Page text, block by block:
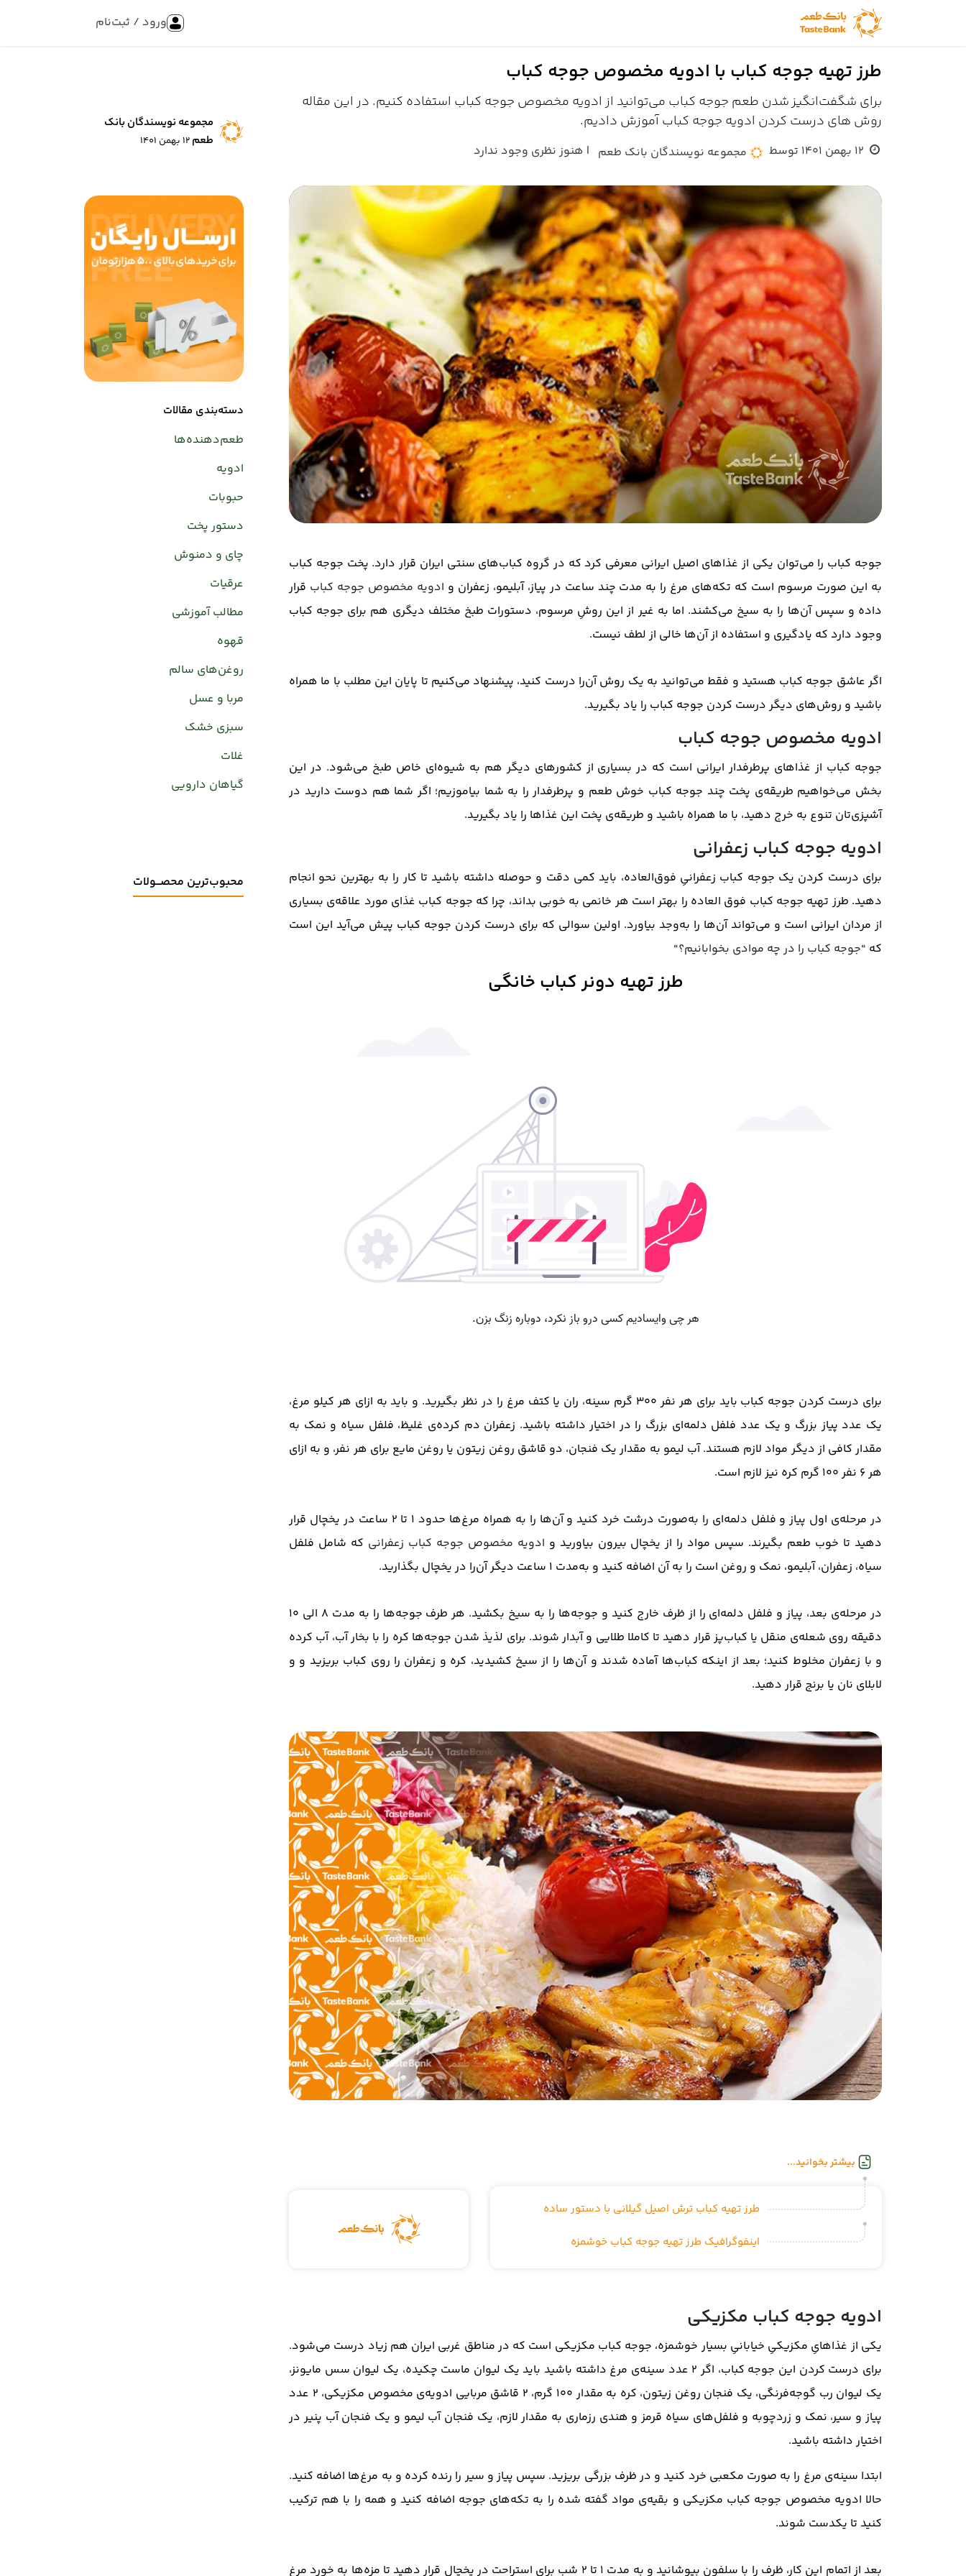
ورود / ثبت‌نام
طرز تهیه جوجه کباب با ادویه مخصوص جوجه کباب
برای شگفت‌انگیز شدن طعم جوجه کباب می‌توانید از ادویه مخصوص جوجه کباب استفاده کنیم. در این مقاله
روش های درست کردن ادویه جوجه کباب آموزش دادیم.
12 بهمن 1401 توسط مجموعه نویسندگان بانک طعم | هنوز نظری وجود ندارد
جوجه کباب را می‌توان یکی از غذاهای اصیل ایرانی معرفی کرد که در گروه کباب‌های سنتی ایران قرار دارد. پخت جوجه کباب
به این صورت مرسوم است که تکه‌های مرغ را به مدت چند ساعت در پیاز، آبلیمو، زعفران و ادویه مخصوص جوجه کباب قرار
داده و سپس آن‌ها را به سیخ می‌کشند. اما به غیر از این روشِ مرسوم، دستورات طبخ مختلف دیگری هم برای جوجه کباب
وجود دارد که یادگیری و استفاده از آن‌ها خالی از لطف نیست.
اگر عاشق جوجه کباب هستید و فقط می‌توانید به یک روش آن‌را درست کنید، پیشنهاد می‌کنیم تا پایان این مطلب با ما همراه
باشید و روش‌های دیگر درست کردن جوجه کباب را یاد بگیرید.
ادویه مخصوص جوجه کباب
جوجه کباب از غذاهای پرطرفدار ایرانی است که در بسیاری از کشورهای دیگر هم به شیوه‌ای خاص طبخ می‌شود. در این
بخش می‌خواهیم طریقه‌ی پخت چند جوجه کباب خوش طعم و پرطرفدار را به شما بیاموزیم؛ اگر شما هم دوست دارید در
آشپزی‌تان تنوع به خرج دهید، با ما همراه باشید و طریقه‌ی پخت این غذاها را یاد بگیرید.
ادویه جوجه کباب زعفرانی
برای درست کردن یک جوجه‌ کباب زعفرانیِ فوق‌العاده، باید کمی دقت و حوصله داشته باشید تا کار را به بهترین نحو انجام
دهید. طرز تهیه جوجه کباب فوق‌ العاده را بهتر است هر خانمی به خوبی بداند، چرا که جوجه کباب غذای مورد علاقه‌ی بسیاری
از مردان ایرانی است و می‌تواند آن‌ها را به‌وجد بیاورد. اولین سوالی که برای درست کردن جوجه کباب پیش می‌آید این است
که “جوجه کباب را در چه موادی بخوابانیم؟“
طرز تهیه دونر کباب خانگی
برای درست کردن جوجه کباب باید برای هر نفر ۳۰۰ گرم سینه، ران یا کتف مرغ را در نظر بگیرید. و باید به ازای هر کیلو مرغ،
یک عدد پیاز بزرگ و یک عدد فلفل دلمه‌ای بزرگ را در اختیار داشته باشید. زعفران دم‌ کرده‌ی غلیظ، فلفل سیاه و نمک به
مقدار کافی از دیگر مواد لازم هستند. آب‌ لیمو به مقدار یک فنجان، دو قاشق روغن زیتون یا روغن مایع برای هر نفر، و به ازای
هر ۶ نفر ۱۰۰ گرم کره نیز لازم است.
در مرحله‌ی اول پیاز و فلفل دلمه‌ای را به‌صورت درشت خرد کنید و آن‌ها را به همراه مرغ‌ها حدود ۱ تا ۲ ساعت در یخچال قرار
دهید تا خوب طعم بگیرند. سپس مواد را از یخچال بیرون بیاورید و ادویه مخصوص جوجه کباب زعفرانی که شامل فلفل
سیاه، زعفران، آبلیمو، نمک و روغن است را به آن اضافه کنید و به‌مدت ۱ ساعت دیگر آن‌را در یخچال بگذارید.
در مرحله‌ی بعد، پیاز و فلفل دلمه‌ای را از ظرف خارج کنید و جوجه‌ها را به سیخ بکشید. هر طرف جوجه‌ها را به مدت ۸ الی ۱۰
دقیقه روی شعله‌ی منقل یا کباب‌پز قرار دهید تا کاملا طلایی‌ و آبدار شوند. برای لذیذ شدن جوجه‌ها کره را با بخار آب، آب کرده
و با زعفران مخلوط کنید؛ بعد از اینکه کباب‌ها آماده شدند و آن‌ها را از سیخ کشیدید، کره و زعفران را روی کباب بریزید و و
لابلای نان یا برنج قرار دهید.
بیشتر بخوانید...
طرز تهیه کباب ترش اصیل گیلانی با دستور ساده
اینفوگرافیک طرز تهیه جوجه کباب خوشمزه
ادویه جوجه کباب مکزیکی
یکی از غذاهایِ مکزیکیِ خیابانیِ بسیار خوشمزه، جوجه کباب مکزیکی است که در مناطق غربی ایران هم زیاد درست می‌شود.
برای درست کردن این جوجه کباب، اگر ۲ عدد سینه‌ی مرغ داشته باشید باید یک لیوان ماست چکیده، یک لیوان سس مایونز،
یک لیوان رب گوجه‌فرنگی، یک فنجان روغن زیتون، کره به مقدار ۱۰۰ گرم، ۲ قاشق مربایی ادویه‌ی مخصوص مکزیکی، ۲ عدد
پیاز و سیر، نمک و زردچوبه و فلفل‌های سیاه قرمز و هندی رزماری به مقدار لازم، یک فنجان آب لیمو و یک فنجان آب پنیر در
اختیار داشته باشید.
ابتدا سینه‌ی مرغ را به صورت مکعبی خرد کنید و در ظرف بزرگی بریزید. سپس پیاز و سیر را رنده کرده و به مرغ‌ها اضافه کنید.
حالا ادویه مخصوص جوجه کباب مکزیکی و بقیه‌ی مواد گفته شده را به تکه‌های جوجه اضافه کنید و همه را با هم ترکیب
کنید تا یکدست شوند.
بعد از اتمام این کار، ظرف را با سلفون بپوشانید و به مدت ۱ تا ۲ شب برای استراحت در یخچال قرار دهید تا مزه‌ها به خورد مرغ
مجموعه نویسندگان بانک
طعم 12 بهمن 1401
دسته‌بندی مقالات
طعم‌دهنده‌ها
ادویه
حبوبات
دستور پخت
چای و دمنوش
عرقیات
مطالب آموزشی
قهوه
روغن‌های سالم
مربا و عسل
سبزی خشک
غلات
گیاهان دارویی
محبوب‌ترین محصـــولات